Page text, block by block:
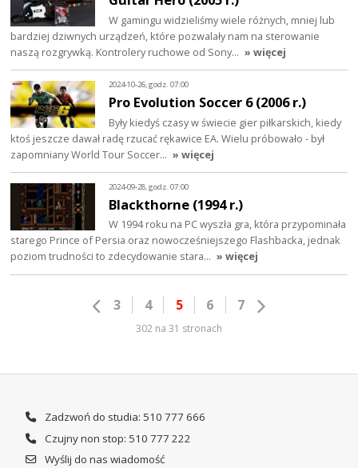
W gamingu widzieliśmy wiele różnych, mniej lub
bardziej dziwnych urządzeń, które pozwalały nam na sterowanie
naszą rozgrywką. Kontrolery ruchowe od Sony… » więcej
2024-10-26, godz. 07:00
Pro Evolution Soccer 6 (2006 r.)
Były kiedyś czasy w świecie gier piłkarskich, kiedy
ktoś jeszcze dawał radę rzucać rękawice EA. Wielu próbowało - był
zapomniany World Tour Soccer… » więcej
2024-09-28, godz. 07:00
Blackthorne (1994 r.)
W 1994 roku na PC wyszła gra, która przypominała
starego Prince of Persia oraz nowocześniejszego Flashbacka, jednak
poziom trudności to zdecydowanie stara… » więcej
3 4 5 6 7
302 na 31 stronach
Zadzwoń do studia: 510 777 666
Czujny non stop: 510 777 222
Wyślij do nas wiadomość